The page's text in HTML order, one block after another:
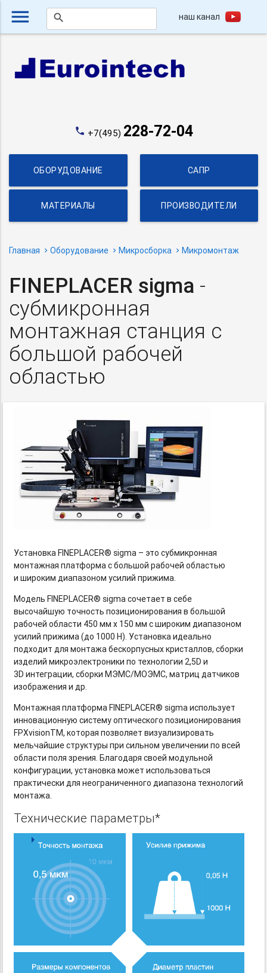
menu search наш канал
phone +7(495) 228-72-04
ОБОРУДОВАНИЕ САПР
МАТЕРИАЛЫ ПРОИЗВОДИТЕЛИ
Главная Оборудование Микросборка Микромонтаж
FINEPLACER sigma -
субмикронная
монтажная станция с
большой рабочей
областью
Установка FINEPLACER® sigma – это субмикронная
монтажная платформа с большой рабочей областью
и широким диапазоном усилий прижима.
Модель FINEPLACER® sigma сочетает в себе
высочайшую точность позиционирования в большой
рабочей области 450 мм х 150 мм с широким диапазоном
усилий прижима (до 1000 Н). Установка идеально
подходит для монтажа бескорпусных кристаллов, сборки
изделий микроэлектроники по технологии 2,5D и
3D интеграции, сборки МЭМС/МОЭМС, матриц датчиков
изображения и др.
Монтажная платформа FINEPLACER® sigma использует
инновационную систему оптического позиционирования
FPXvisionTM, которая позволяет визуализировать
мельчайшие структуры при сильном увеличении по всей
области поля зрения. Благодаря своей модульной
конфигурации, установка может использоваться
практически для неограниченного диапазона технологий
монтажа.
Технические параметры*